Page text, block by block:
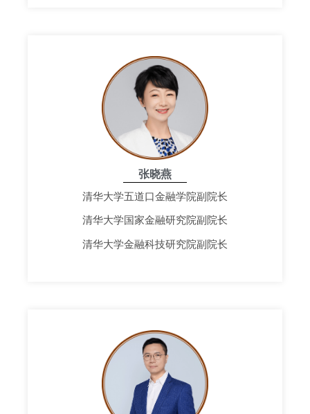
张晓燕
清华大学五道口金融学院副院长
清华大学国家金融研究院副院长
清华大学金融科技研究院副院长